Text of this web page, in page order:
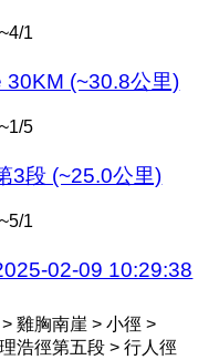
1
30KM (~30.8公里)
5
3段 (~25.0公里)
1
02-09 10:29:38
雞胸南崖 > 小徑 >
浩徑第五段 > 行人徑